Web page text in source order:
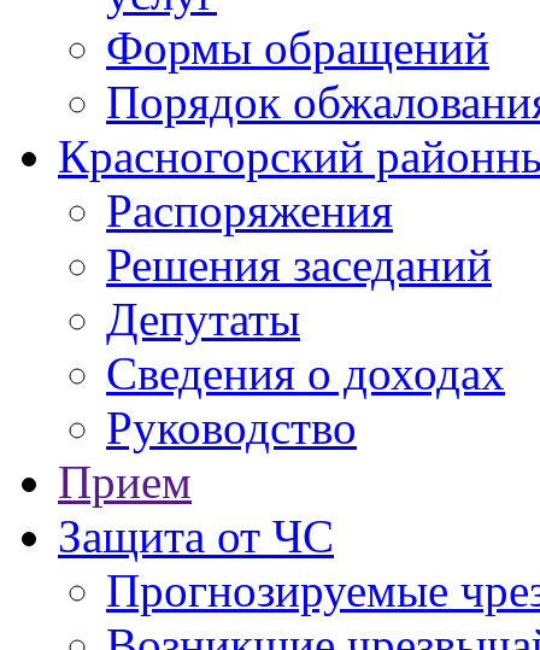
Формы обращений
Порядок
Красногорский
Распоряжения
Решения заседаний
Депутаты
Сведения о доходах
Руководство
Прием
Защита от ЧС
Прогнозируемые